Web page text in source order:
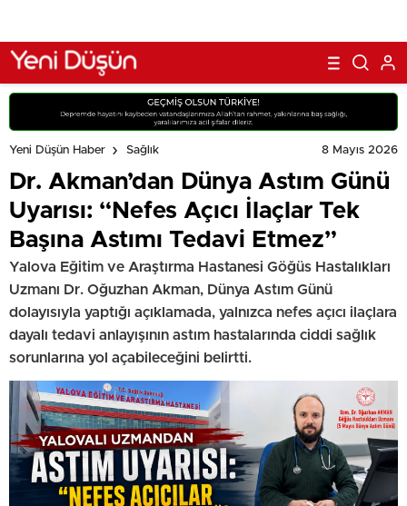
Yeni Düşün Haber Sağlık 8 Mayıs 2026
Dr. Akman’dan Dünya Astım Günü
Uyarısı: “Nefes Açıcı İlaçlar Tek
Başına Astımı Tedavi Etmez”
Yalova Eğitim ve Araştırma Hastanesi Göğüs Hastalıkları
Uzmanı Dr. Oğuzhan Akman, Dünya Astım Günü
dolayısıyla yaptığı açıklamada, yalnızca nefes açıcı ilaçlara
dayalı tedavi anlayışının astım hastalarında ciddi sağlık
sorunlarına yol açabileceğini belirtti.